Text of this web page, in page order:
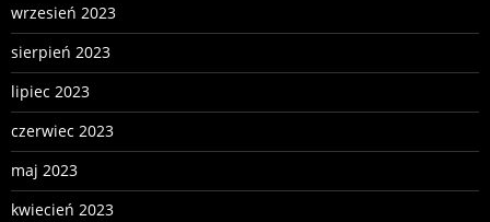
wrzesień 2023
sierpień 2023
lipiec 2023
czerwiec 2023
maj 2023
kwiecień 2023